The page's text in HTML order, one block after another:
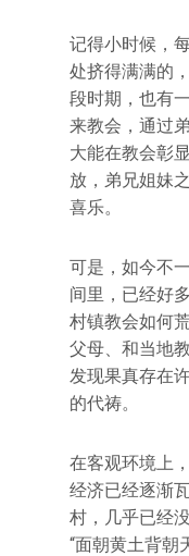
记得小时候，
处挤得满满的
段时期，也有
来教会，通过
大能在教会彰
放，弟兄姐妹
喜乐。
可是，如今不
间里，已经好
村镇教会如何
父母、和当地
发现果真存在
的代祷。
在客观环境上
经济已经逐渐
村，几乎已经
“面朝黄土背朝